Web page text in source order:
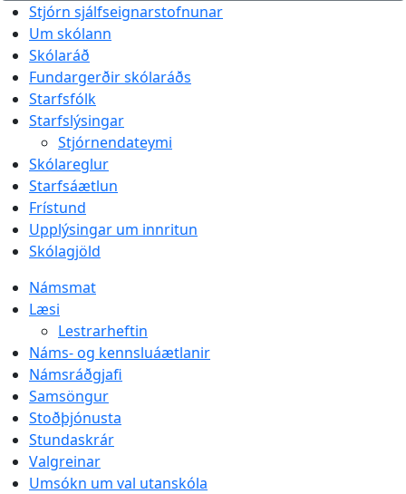
Stjórn sjálfseignarstofnunar
Um skólann
Skólaráð
Fundargerðir skólaráðs
Starfsfólk
Starfslýsingar
Stjórnendateymi
Skólareglur
Starfsáætlun
Frístund
Upplýsingar um innritun
Skólagjöld
Námsmat
Læsi
Lestrarheftin
Náms- og kennsluáætlanir
Námsráðgjafi
Samsöngur
Stoðþjónusta
Stundaskrár
Valgreinar
Umsókn um val utanskóla